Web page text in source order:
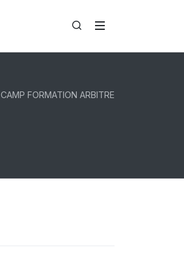
CAMP FORMATION ARBITRE